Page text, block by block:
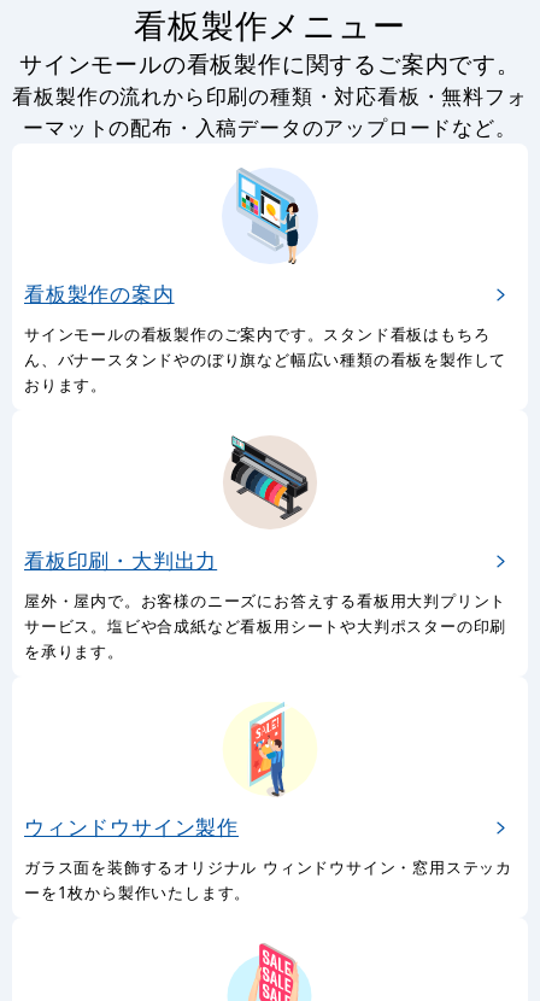
看板製作メニュー
サインモールの看板製作に関するご案内です。
看板製作の流れから印刷の種類・対応看板・無料フォ
ーマットの配布・入稿データのアップロードなど。
看板製作の案内
サインモールの看板製作のご案内です。スタンド看板はもちろ
ん、バナースタンドやのぼり旗など幅広い種類の看板を製作して
おります。
看板印刷・大判出力
屋外・屋内で。お客様のニーズにお答えする看板用大判プリント
サービス。塩ビや合成紙など看板用シートや大判ポスターの印刷
を承ります。
ウィンドウサイン製作
ガラス面を装飾するオリジナル ウィンドウサイン・窓用ステッカ
ーを1枚から製作いたします。